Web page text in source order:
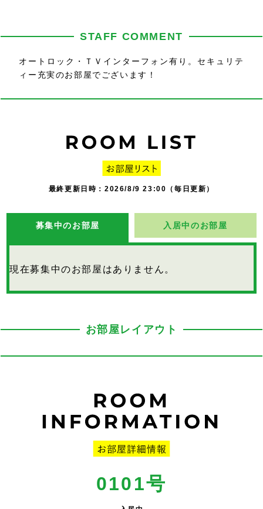
STAFF COMMENT
オートロック・ＴＶインターフォン有り。セキュリテ
ィー充実のお部屋でございます！
最終更新日時：2026/8/9 23:00（毎日更新）
募集中のお部屋 入居中のお部屋
現在募集中のお部屋はありません。
お部屋レイアウト
0101号